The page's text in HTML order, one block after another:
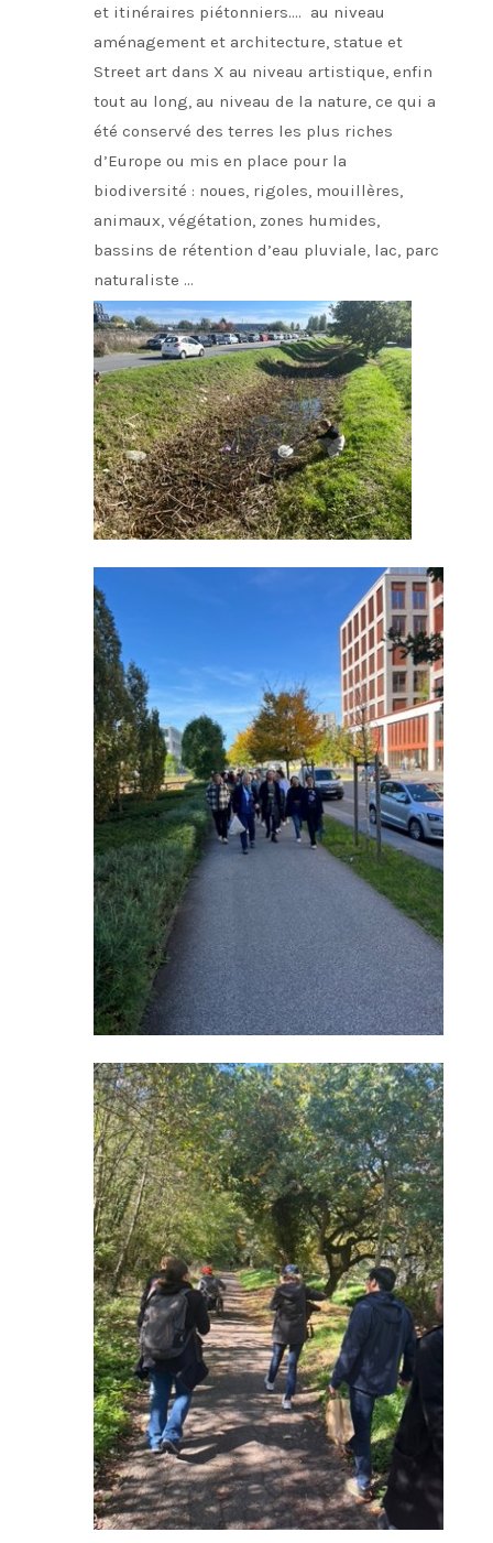
et itinéraires piétonniers…. au niveau
aménagement et architecture, statue et
Street art dans X au niveau artistique, enfin
tout au long, au niveau de la nature, ce qui a
été conservé des terres les plus riches
d’Europe ou mis en place pour la
biodiversité : noues, rigoles, mouillères,
animaux, végétation, zones humides,
bassins de rétention d’eau pluviale, lac, parc
naturaliste …